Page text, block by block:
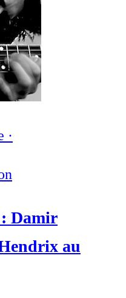
·
Damir
au